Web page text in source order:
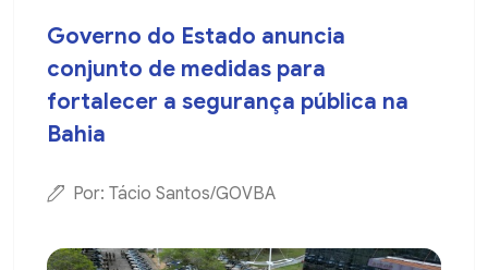
Governo do Estado anuncia
conjunto de medidas para
fortalecer a segurança pública na
Bahia
Por: Tácio Santos/GOVBA